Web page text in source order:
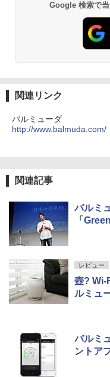
Google 検索で
関連リンク
バルミューダ
http://www.balmuda.com/
関連記事
バルミ
「
レビュー
壺? Wi-
ルミュ
バルミ
ントア